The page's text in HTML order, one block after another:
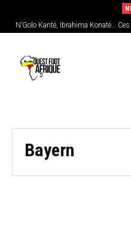
N’Golo Kanté, Ibrahima Konaté…
Bayern